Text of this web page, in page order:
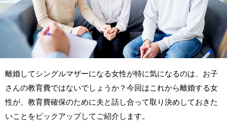
離婚してシングルマザーになる女性が特に気になるのは、お子
さんの教育費ではないでしょうか？今回はこれから離婚する女
性が、教育費確保のために夫と話し合って取り決めしておきた
いことをピックアップしてご紹介します。